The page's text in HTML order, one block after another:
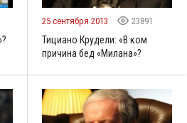
25 сентября 2013 23891
Тициано Крудели: «В ком
причина бед «Милана»?